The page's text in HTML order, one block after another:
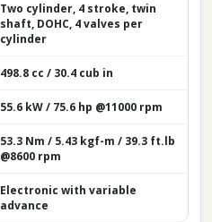
Two cylinder, 4 stroke, twin
shaft, DOHC, 4 valves per
cylinder
498.8 cc / 30.4 cub in
55.6 kW / 75.6 hp @11000 rpm
53.3 Nm / 5.43 kgf-m / 39.3 ft.lb
@8600 rpm
Electronic with variable
advance